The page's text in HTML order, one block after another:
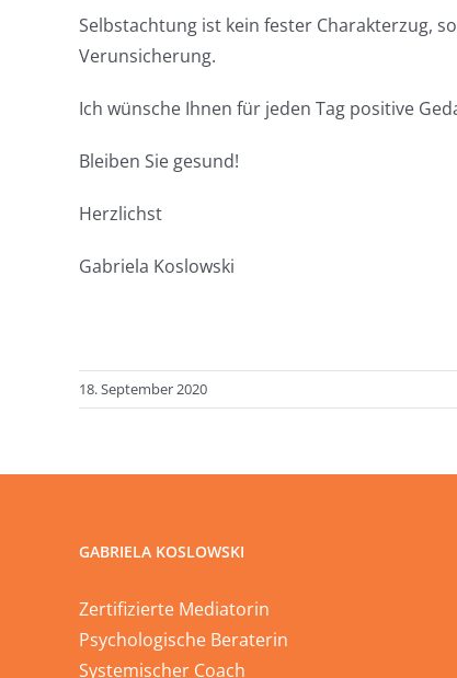
Selbstachtung ist kein fester Charakterzug,
Verunsicherung.
Ich wünsche Ihnen für jeden Tag positive
Bleiben Sie gesund!
Herzlichst
Gabriela Koslowski
18. September 2020
GABRIELA KOSLOWSKI
Zertifizierte Mediatorin
Psychologische Beraterin
Systemischer Coach